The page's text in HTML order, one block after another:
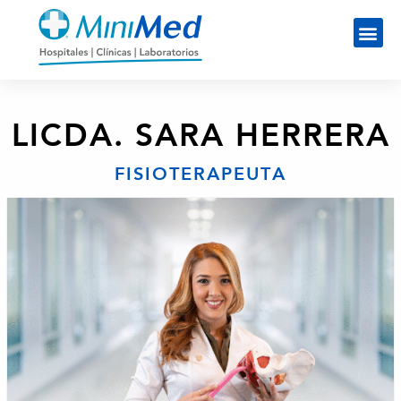
LICDA. SARA HERRERA
FISIOTERAPEUTA